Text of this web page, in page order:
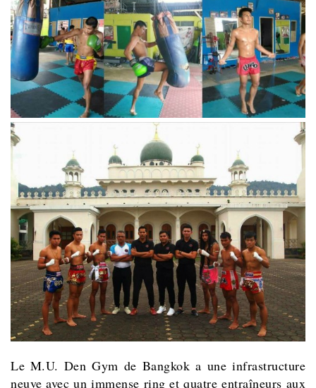
Le M.U. Den Gym de Bangkok a une infrastructure
neuve avec un immense ring et quatre entraîneurs aux